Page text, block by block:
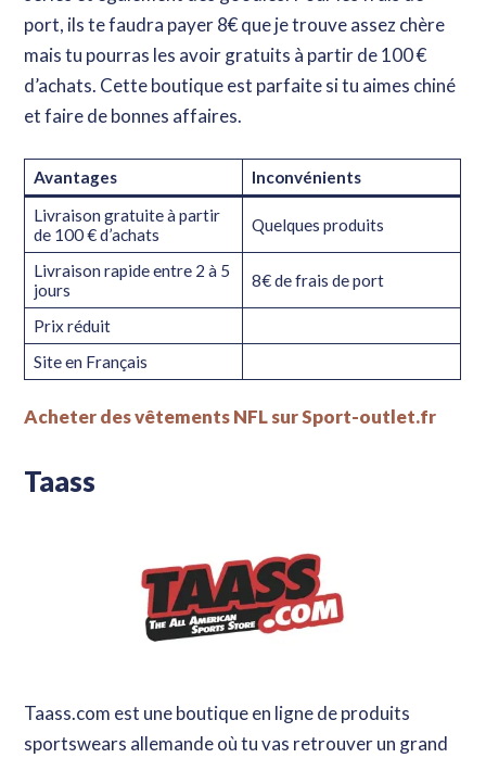
port, ils te faudra payer 8€ que je trouve assez chère
mais tu pourras les avoir gratuits à partir de 100 €
d’achats. Cette boutique est parfaite si tu aimes chiné
et faire de bonnes affaires.
Avantages
Inconvénients
Livraison gratuite à partir
de 100 € d’achats
Quelques produits
Livraison rapide entre 2 à 5
jours
8€ de frais de port
Prix réduit
Site en Français
Acheter des vêtements NFL sur Sport-outlet.fr
Taass
Taass.com est une boutique en ligne de produits
sportswears allemande où tu vas retrouver un grand
Apprends toutes les bases de ce sport sans y
passer des heures grâce à mes livres !